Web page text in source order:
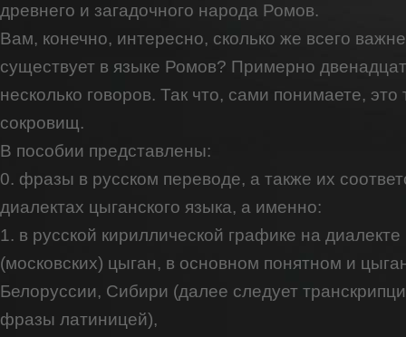
древнего и загадочного народа Ромов.
Вам, конечно, интересно, сколько же всего
существует в языке Ромов? Примерно
несколько говоров. Так что, сами понимаете, это
сокровищ.
В пособии представлены:
0. фразы в русском переводе, а также их
диалектах цыганского языка, а именно:
1. в русской кириллической графике на диалекте
(московских) цыган, в основном понятном и
Белоруссии, Сибири (далее следует
фразы латиницей),